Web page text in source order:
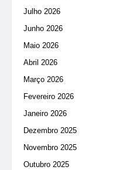
Julho 2026
Junho 2026
Maio 2026
Abril 2026
Março 2026
Fevereiro 2026
Janeiro 2026
Dezembro 2025
Novembro 2025
Outubro 2025